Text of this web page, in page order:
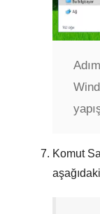
Komut